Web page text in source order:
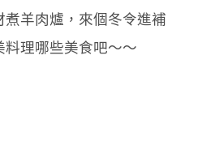
羊肉爐，來個冬令進補
理哪些美食吧～～